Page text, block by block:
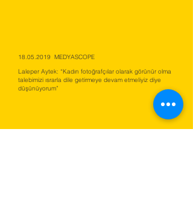
18.05.2019 MEDYASCOPE
Laleper Aytek: “Kadın fotoğrafçılar olarak görünür olma
talebimizi ısrarla dile getirmeye devam etmeliyiz diye
düşünüyorum”